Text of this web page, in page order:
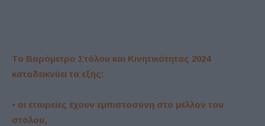
Το Βαρόμετρο Στόλου και Κινητικότητας 2024
καταδεικνύει τα εξής:
• οι εταιρείες έχουν εμπιστοσύνη στο μέλλον του
στόλου,